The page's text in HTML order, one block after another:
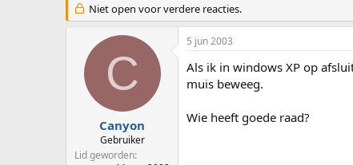
d
e
r
a
r
t
a
t
m
Niet open voor verdere reacties.
C
Canyon
Gebruiker
Lid geworden
5 jun 2003
Als ik in windows XP op
muis beweeg.
Wie heeft goede raad?